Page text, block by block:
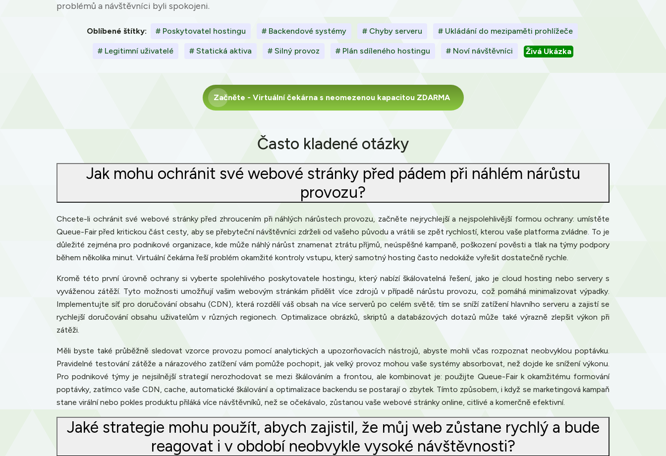
problémů a návštěvníci byli spokojeni.
Oblíbené štítky: # Poskytovatel hostingu # Backendové systémy # Chyby serveru # Ukládání do mezipaměti prohlížeče
# Legitimní uživatelé # Statická aktiva # Silný provoz # Plán sdíleného hostingu # Noví návštěvníci Živá Ukázka
Začněte - Virtuální čekárna s neomezenou kapacitou ZDARMA
Často kladené otázky
Jak mohu ochránit své webové stránky před pádem při náhlém nárůstu
provozu?
Chcete-li ochránit své webové stránky před zhroucením při náhlých nárůstech provozu, začněte nejrychlejší a nejspolehlivější formou ochrany: umístěte
Queue-Fair před kritickou část cesty, aby se přebyteční návštěvníci zdrželi od vašeho původu a vrátili se zpět rychlostí, kterou vaše platforma zvládne. To je
důležité zejména pro podnikové organizace, kde může náhlý nárůst znamenat ztrátu příjmů, neúspěšné kampaně, poškození pověsti a tlak na týmy podpory
během několika minut. Virtuální čekárna řeší problém okamžité kontroly vstupu, který samotný hosting často nedokáže vyřešit dostatečně rychle.
Kromě této první úrovně ochrany si vyberte spolehlivého poskytovatele hostingu, který nabízí škálovatelná řešení, jako je cloud hosting nebo servery s
vyváženou zátěží. Tyto možnosti umožňují vašim webovým stránkám přidělit více zdrojů v případě nárůstu provozu, což pomáhá minimalizovat výpadky.
Implementujte síť pro doručování obsahu (CDN), která rozdělí váš obsah na více serverů po celém světě; tím se sníží zatížení hlavního serveru a zajistí se
rychlejší doručování obsahu uživatelům v různých regionech. Optimalizace obrázků, skriptů a databázových dotazů může také výrazně zlepšit výkon při
zátěži.
Měli byste také průběžně sledovat vzorce provozu pomocí analytických a upozorňovacích nástrojů, abyste mohli včas rozpoznat neobvyklou poptávku.
Pravidelné testování zátěže a nárazového zatížení vám pomůže pochopit, jak velký provoz mohou vaše systémy absorbovat, než dojde ke snížení výkonu.
Pro podnikové týmy je nejsilnější strategií nerozhodovat se mezi škálováním a frontou, ale kombinovat je: použijte Queue-Fair k okamžitému formování
poptávky, zatímco vaše CDN, cache, automatické škálování a optimalizace backendu se postarají o zbytek. Tímto způsobem, i když se marketingová kampaň
stane virální nebo pokles produktu přiláká více návštěvníků, než se očekávalo, zůstanou vaše webové stránky online, citlivé a komerčně efektivní.
Jaké strategie mohu použít, abych zajistil, že můj web zůstane rychlý a bude
reagovat i v období neobvykle vysoké návštěvnosti?